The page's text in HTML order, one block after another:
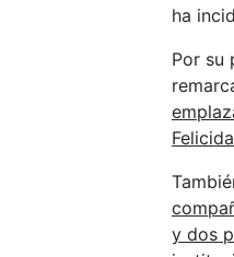
ha
Por su
y dos